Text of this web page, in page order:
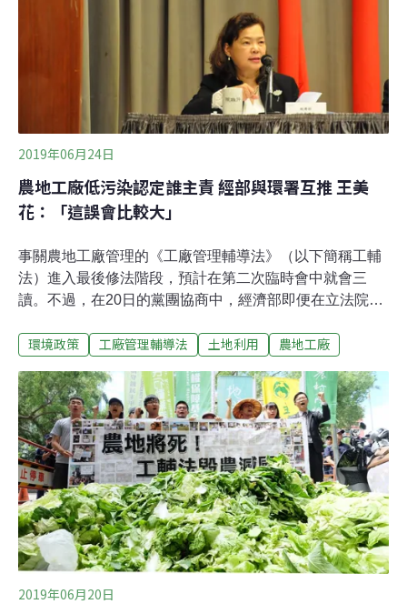
下違章工廠申請合法的期限，到期後還不合法的特定工廠
登記會被廢止，但經濟部卻始終不肯鬆口。實際見證工廠
污染農地的學生緊急召開記者會，百名學生聯名呼籲暫緩
2019年06月24日
農地工廠低污染認定誰主責 經部與環署互推 王美
花：「這誤會比較大」
事關農地工廠管理的《工廠管理輔導法》（以下簡稱工輔
法）進入最後修法階段，預計在第二次臨時會中就會三
讀。不過，在20日的黨團協商中，經濟部即便在立法院長
款）。經濟部次長王美花今（24）日在「APEC城鄉創新
內就會確定。此外，她否認外界認為低污染業別認定是經
濟部主導的說法，她表示「這誤會比較大一點」。不過，
根據《工輔法》修正草案條文，經濟部是主管機關。環保
署澄清，污染認定是由「經濟部」會同環保署、農委會等
機關認定，目前已經有初步討論的版本，預期會增加幾項
中高污染業別。王美花也否認這次修法會比現況更差，
「坦白講，這麼多已經存在這麼久的工廠，地方政府也不
執行啊。」污染類別是關鍵 經濟部、環保署誰主責？
環境政策 工廠管理輔導法 土地利用 農地工廠
2019年06月20日